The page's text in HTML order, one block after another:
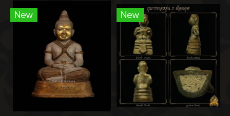
New New